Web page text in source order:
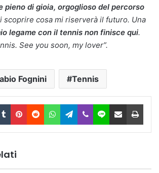
pieno di gioia, orgoglioso del percorso
scoprire cosa mi riserverà il futuro. Una
legame con il tennis non finisce qui.
See you soon, my lover”.
Fognini Tennis
TumblrPinterest
RedditWhatsAppTelegram
ViberLine Condividi via Email